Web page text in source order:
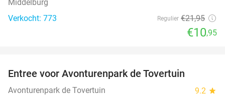
Middelburg
Verkocht: 773
Regulier €21,95
€10,95
Entree voor Avonturenpark de Tovertuin
Avonturenpark de Tovertuin 9.2 star